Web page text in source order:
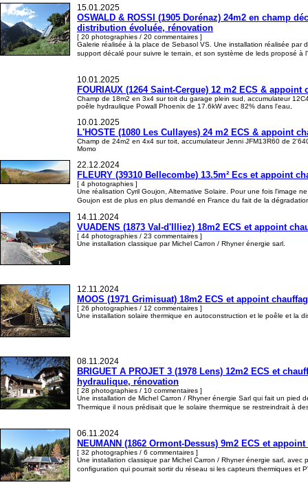
15.01.2025
OSWALD & ROSSI (1905 Dorénaz) 24m2 en champ
distribution évoluée, rénovation
[ 20 photographies / 20 commentaires ]
Galerie réalisée à la place de Sebasol VS. Une installation réalisée
support décalé pour suivre le terrain, et son système de leds proposé
10.01.2025
FOURIAUX (1264 Saint-Cergue) 12 m2 ECS & appoint
Champ de 18m2 en 3x4 sur toit du garage plein sud, accumulateur
poêle hydraulique Powall Phoenix de 17.6kW avec 82% dans l'eau,
10.01.2025
L'HOSTE (1080 Les Cullayes) 24 m2 ECS & appoint
Champ de 24m2 en 4x4 sur toit, accumulateur Jenni JFM13R60 de
Momo
22.12.2024
FLEURY (39310 Bellecombe) 13.5m² Ecs et appoint
[ 4 photographies ]
Une réalisation Cyril Goujon, Alternative Solaire. Pour une fois l'image
Goujon est de plus en plus demandé en France du fait de la
14.11.2024
VUADENS (1873 Val-d'Illiez) 18m2 ECS et appoint
[ 44 photographies / 23 commentaires ]
Une installation classique par Michel Carron / Rhyner énergie sarl.
12.11.2024
MOOS (1971 Grimisuat) 18m2 ECS et appoint
[ 26 photographies / 12 commentaires ]
Une installation solaire thermique en autoconstruction et le poêle et la
08.11.2024
BRIGUET A PROJET 3 (1978 Lens) 12m2 ECS et
hydraulique, rénovation
[ 28 photographies / 10 commentaires ]
Une installation de Michel Carron / Rhyner énergie Sarl qui fait un pied
Thermique il nous prédisait que le solaire thermique se restreindrait à
06.11.2024
NEUMANN (1862 Ormont-Dessus) 9m2 ECS et
[ 32 photographies / 6 commentaires ]
Une installation classique par Michel Carron / Rhyner énergie sarl,
configuration qui pourrait sortir du réseau si les capteurs thermiques et